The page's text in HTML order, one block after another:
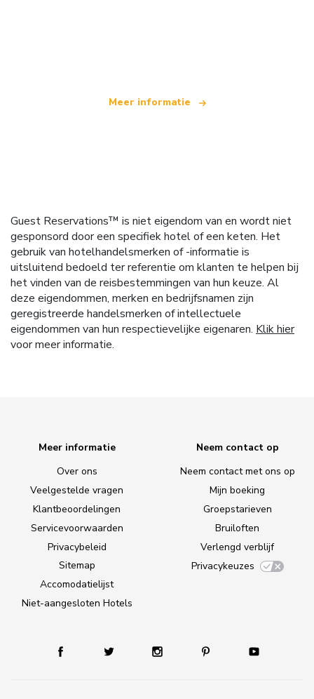
Meer informatie
Guest Reservations™ is niet eigendom van en wordt niet
gesponsord door een specifiek hotel of een keten. Het
gebruik van hotelhandelsmerken of -informatie is
uitsluitend bedoeld ter referentie om klanten te helpen bij
het vinden van de reisbestemmingen van hun keuze. Al
deze eigendommen, merken en bedrijfsnamen zijn
geregistreerde handelsmerken of intellectuele
eigendommen van hun respectievelijke eigenaren. Klik hier
voor meer informatie.
Meer informatie
Over ons
Veelgestelde vragen
Klantbeoordelingen
Servicevoorwaarden
Privacybeleid
Sitemap
Accomodatielijst
Niet-aangesloten Hotels
Neem contact op
Neem contact met ons op
Mijn boeking
Groepstarieven
Bruiloften
Verlengd verblijf
Privacykeuzes